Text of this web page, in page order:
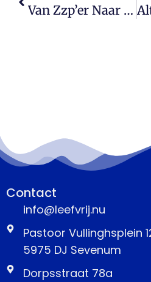
Van Zzp’er Naar Opdrachtgever: Wat Er Verandert Als Je Gaat Groeien
Contact
info@leefvrij.nu
Pastoor Vullinghsplein
5975 DJ Sevenum
Dorpsstraat 78a